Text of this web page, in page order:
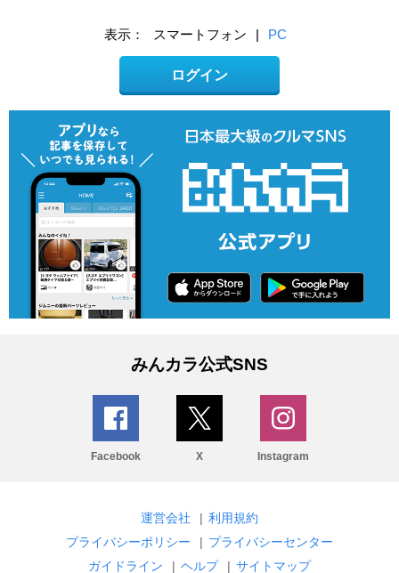
表示： スマートフォン | PC
ログイン
みんカラ公式SNS
Facebook X Instagram
運営会社 | 利用規約
プライバシーポリシー
| プライバシーセンター
ガイドライン
| ヘルプ | サイトマップ